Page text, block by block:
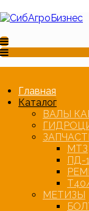
Главная
Каталог
ВАЛЫ
МТЗ
ПД-
МЕТИЗЫ